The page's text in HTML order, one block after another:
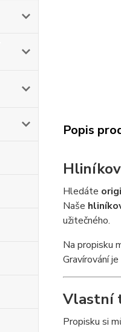
Popis
Hledáte
Naše
užitečného.
Na propisku
Gravírování
Vlastní
Propisku si